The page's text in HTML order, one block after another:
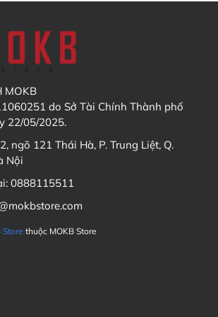
các sản phẩm khác cùng với GB
KHÔNG
dõi tiến độ GB / Order thì xem ở đâu?
và chọn
MOKB
do Sở Tài Chính Thành phố
22/05/2025.
ngõ 121 Thái Hà, P. Trung Liệt, Q.
Nội
0888115511
Store thuộc MOKB Store